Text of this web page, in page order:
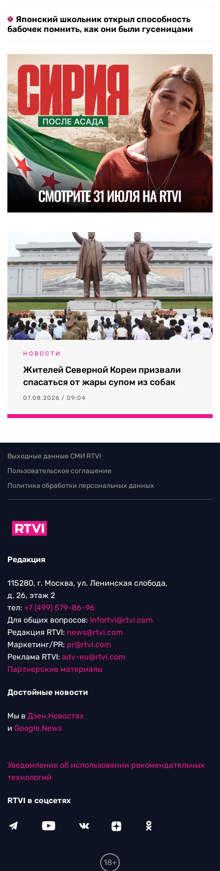
Японский школьник открыл способность
бабочек помнить, как они были гусеницами
НОВОСТИ
Жителей Северной Кореи призвали
спасаться от жары супом из собак
07.08.2026 / 09:04
Выходные данные СМИ RTVI
Пользовательское соглашение
Политика обработки персональных данных
Редакция
115280, г. Москва, ул. Ленинская слобода,
д. 26, этаж 2
тел: +7 (499) 579-86-96
Для общих вопросов: Infortvi@rtvi.com
Редакция RTVI: news@rtvi.com
Маркетинг/PR: pr@rtvi.com
Реклама RTVI: adv-eu@rtvi.com
Партнерские материалы
Достойные новости
Мы в Дзен.Новостях
и Google.News
Уведомление об использовании рекомендательных
технологий
RTVI в соцсетях
18+